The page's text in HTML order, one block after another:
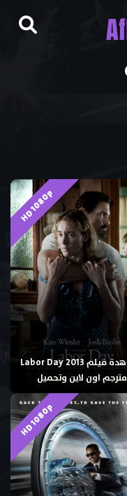
A
HD 1080p
مشاهدة فيلم Labor Day 2013
مترجم اون لاين وتحميل
HD 1080p